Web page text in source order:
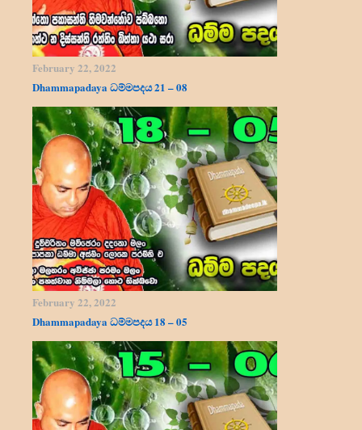
February 22, 2022
Dhammapadaya ධම්මපදය 21 – 08
February 22, 2022
Dhammapadaya ධම්මපදය 18 – 05